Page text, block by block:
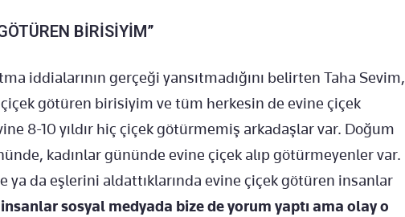
BİRİSİYİM”
iddialarının gerçeği yansıtmadığını belirten Taha Sevim,
götüren birisiyim ve tüm herkesin de evine çiçek
8-10 yıldır hiç çiçek götürmemiş arkadaşlar var. Doğum
kadınlar gününde evine çiçek alıp götürmeyenler var.
ya da eşlerini aldattıklarında evine çiçek götüren insanlar
sosyal medyada bize de yorum yaptı ama olay o